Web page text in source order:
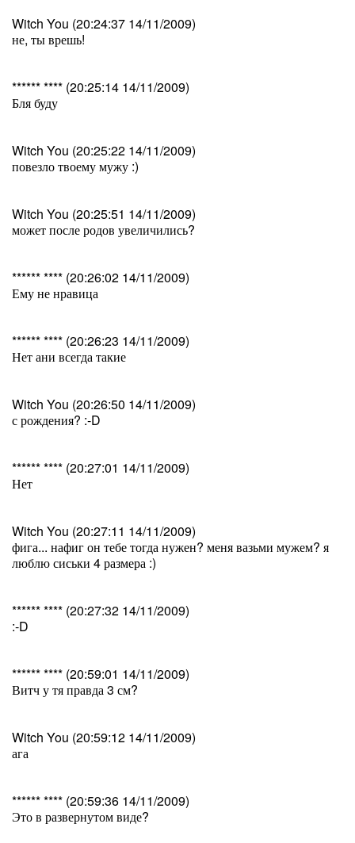
Witch You (20:24:37 14/11/2009)
не, ты врешь!
****** **** (20:25:14 14/11/2009)
Бля буду
Witch You (20:25:22 14/11/2009)
повезло твоему мужу :)
Witch You (20:25:51 14/11/2009)
может после родов увеличились?
****** **** (20:26:02 14/11/2009)
Ему не нравица
****** **** (20:26:23 14/11/2009)
Нет ани всегда такие
Witch You (20:26:50 14/11/2009)
с рождения? :-D
****** **** (20:27:01 14/11/2009)
Нет
Witch You (20:27:11 14/11/2009)
фига... нафиг он тебе тогда нужен? меня вазьми мужем? я
люблю сиськи 4 размера :)
****** **** (20:27:32 14/11/2009)
:-D
****** **** (20:59:01 14/11/2009)
Витч у тя правда 3 см?
Witch You (20:59:12 14/11/2009)
ага
****** **** (20:59:36 14/11/2009)
Это в развернутом виде?